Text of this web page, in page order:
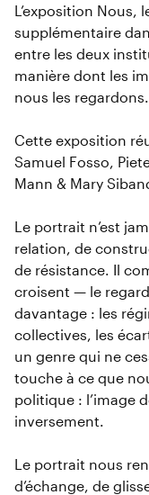
L’exposition Nous,
supplémentaire
entre les deux
manière dont les
nous les regardons.
Cette exposition
Samuel Fosso,
Mann & Mary
Le portrait n’est
relation, de
de résistance. Il
croisent — le
davantage : les
collectives, les
un genre qui ne
touche à ce que
politique : l’image
inversement.
Le portrait nous
d’échange, de